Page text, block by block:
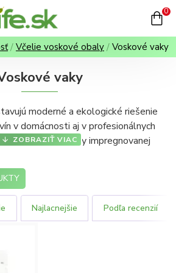
0
Včelie voskové obaly Voskové vaky
vaky
moderné a ekologické riešenie
v domácnosti aj v profesionálnych
z kvalitnej tkaniny impregnovanej
minimálny vplyv na životné
unikátnym vlastnostiam dokážu
obaly a tým výrazneznížiť
odpaduv našich domácnostiach.
balenie pečiva, syrov, ovocia,
práce či školy.
Najlacnejšie Podľa recenzií